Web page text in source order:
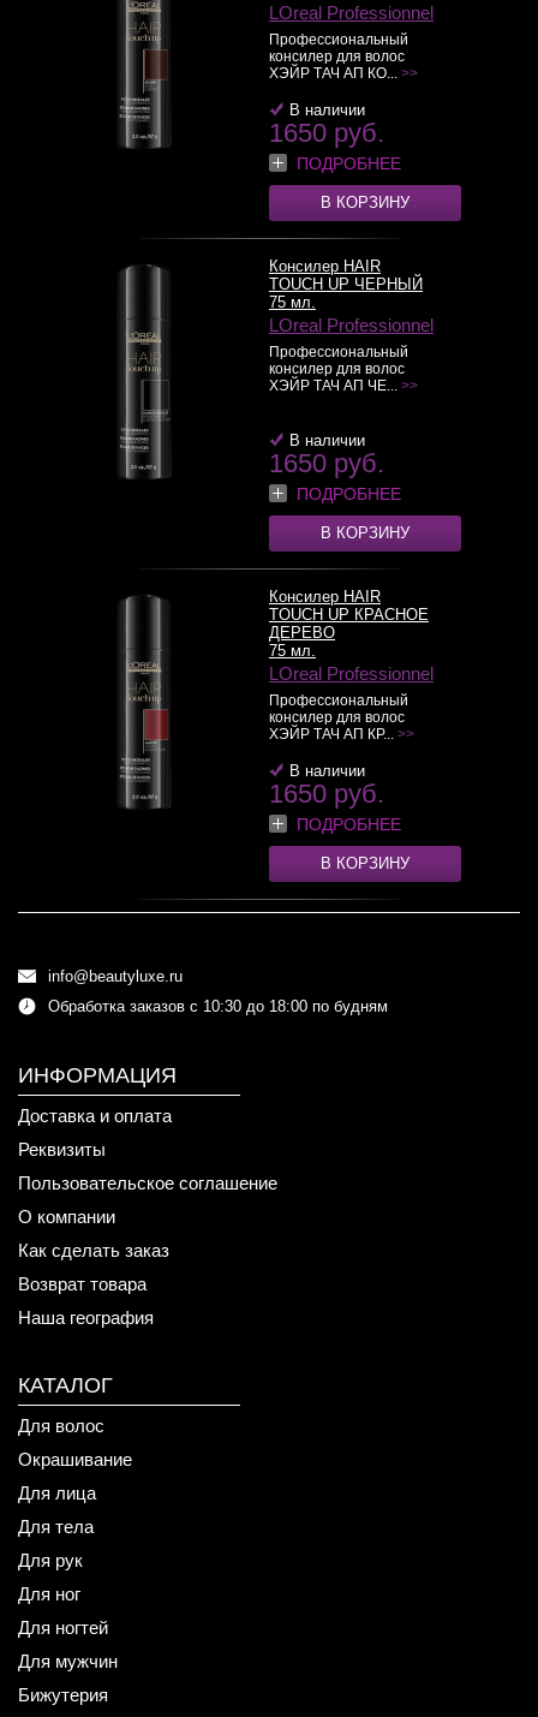
LOreal Professionnel
Профессиональный
консилер для волос
ХЭЙР ТАЧ АП КО... >>
В наличии
1650 руб.
ПОДРОБНЕЕ
В КОРЗИНУ
Консилер HAIR
TOUCH UP ЧЕРНЫЙ
75 мл.
LOreal Professionnel
Профессиональный
консилер для волос
ХЭЙР ТАЧ АП ЧЕ... >>
В наличии
1650 руб.
ПОДРОБНЕЕ
В КОРЗИНУ
Консилер HAIR
TOUCH UP КРАСНОЕ
ДЕРЕВО
75 мл.
LOreal Professionnel
Профессиональный
консилер для волос
ХЭЙР ТАЧ АП КР... >>
В наличии
1650 руб.
ПОДРОБНЕЕ
В КОРЗИНУ
info@beautyluxe.ru
Обработка заказов с 10:30 до 18:00 по будням
ИНФОРМАЦИЯ
Доставка и оплата
Реквизиты
Пользовательское соглашение
О компании
Как сделать заказ
Возврат товара
Наша география
КАТАЛОГ
Для волос
Окрашивание
Для лица
Для тела
Для рук
Для ног
Для ногтей
Для мужчин
Бижутерия